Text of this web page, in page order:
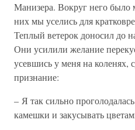
Манизера. Вокруг него было
них мы уселись для
Теплый ветерок доносил до
Они усилили желание
усевшись у меня на коленях,
признание:
– Я так сильно
камешки и закусывать